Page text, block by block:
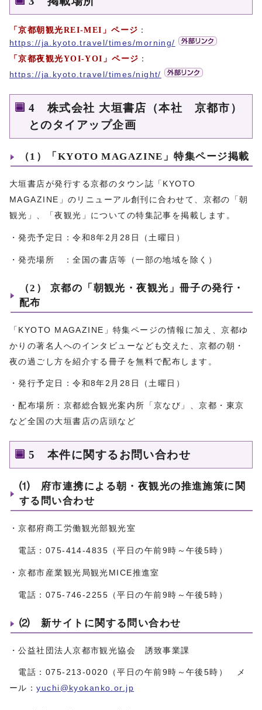
「京都朝観光REI-MEI」ページ ：
https://ja.kyoto.travel/times/morning/
「京都夜観光YOI-YOI」ページ ：
https://ja.kyoto.travel/times/night/
4 株式会社 大垣書店（本社 京都市）
とのタイアップ企画
（1）「KYOTO MAGAZINE」特集ページ掲載
大垣書店が発行する京都のタウン誌「KYOTO
MAGAZINE」のリニューアル創刊に合わせて、京都の「朝
観光」、「夜観光」についての特集記事を掲載します。
・発売予定日：令和8年2月28日（土曜日）
・発売場所 ：全国の書店等（一部の地域を除く）
（2） 京都の「朝観光・夜観光」冊子の発行・
配布
「KYOTO MAGAZINE」特集ページの情報に加え、京都ゆ
かりの著名人へのインタビューなども交えた、京都の朝・
夜の過ごし方を紹介する冊子を無料で配布します。
・発行予定日：令和8年2月28日（土曜日）
・配布場所：京都総合観光案内所「京なび」、京都・東京
など全国の大垣書店の店頭など
5 本件に関するお問い合わせ
⑴ 府市連携による朝・夜観光の推進施策に関
する問い合わせ
・京都府商工労働観光部観光室
電話：075-414-4835（平日の午前9時～午後5時）
・京都市産業観光局観光MICE推進室
電話：075-746-2255（平日の午前9時～午後5時）
⑵ 新サイトに関する問い合わせ
・公益社団法人京都市観光協会 誘致事業課
電話：075-213-0020（平日の午前9時～午後5時） メ
ール：yuchi@kyokanko.or.jp